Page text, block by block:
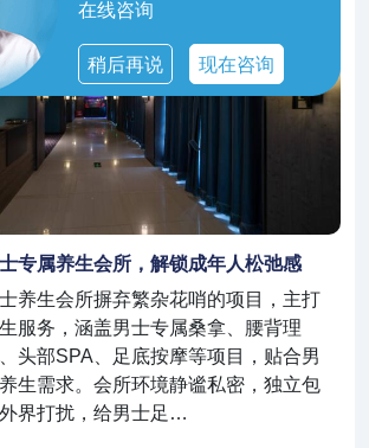
在线咨询
稍后再说 现在咨询
专属养生会所，解锁成年人松弛感
养生会所摒弃繁杂花哨的项目，主打
服务，涵盖男士专属桑拿、腰背理
头部SPA、足底按摩等项目，贴合男
生需求。会所环境静谧私密，独立包
界打扰，给男士足…